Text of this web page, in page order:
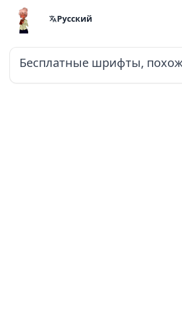
Русский
Бесплатные шрифты,